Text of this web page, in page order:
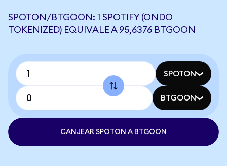
SPOTON/BTGOON: 1 SPOTIFY (ONDO
TOKENIZED) EQUIVALE A 95,6376 BTGOON
SPOTON
BTGOON
CANJEAR SPOTON A BTGOON